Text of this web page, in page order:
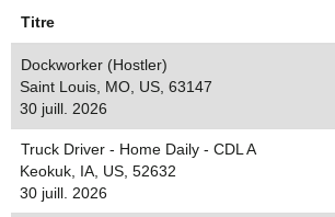
Titre
Dockworker (Hostler)
Saint Louis, MO, US, 63147
30 juill. 2026
Truck Driver - Home Daily - CDL A
Keokuk, IA, US, 52632
30 juill. 2026